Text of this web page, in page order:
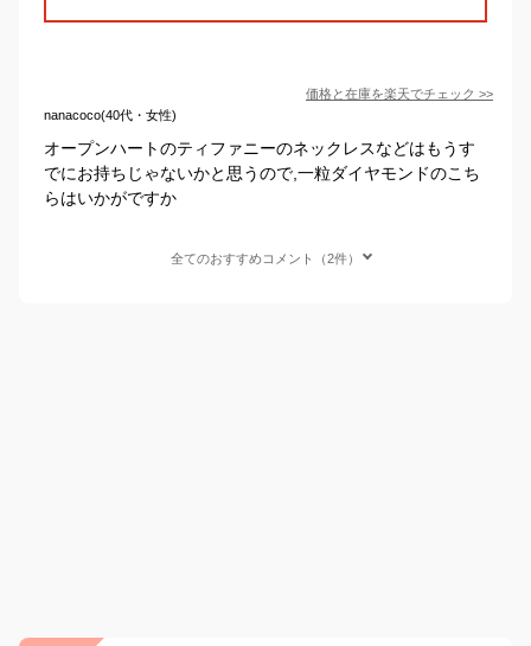
価格と在庫を楽天でチェック >>
nanacoco(40代・女性)
オープンハートのティファニーのネックレスなどはもうす
でにお持ちじゃないかと思うので,一粒ダイヤモンドのこち
らはいかがですか
全てのおすすめコメント（2件）